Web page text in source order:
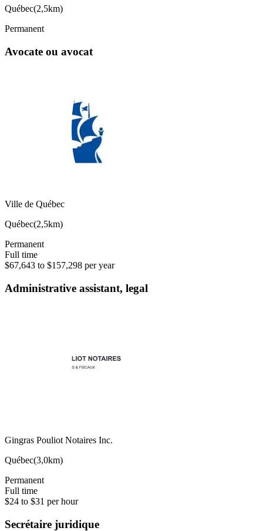
Québec(2,5km)
Permanent
Avocate ou avocat
Ville de Québec
Québec(2,5km)
Permanent
Full time
$67,643 to $157,298 per year
Administrative assistant, legal
Gingras Pouliot Notaires Inc.
Québec(3,0km)
Permanent
Full time
$24 to $31 per hour
Secrétaire juridique